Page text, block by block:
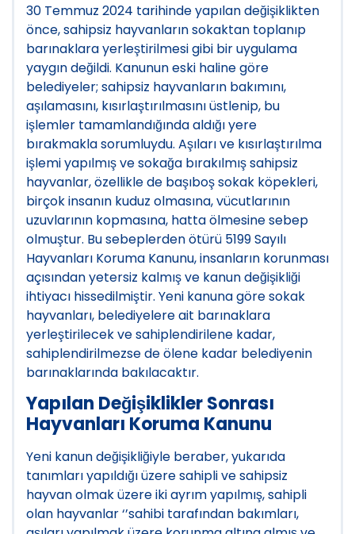
30 Temmuz 2024 tarihinde yapılan değişiklikten
önce, sahipsiz hayvanların sokaktan toplanıp
barınaklara yerleştirilmesi gibi bir uygulama
yaygın değildi. Kanunun eski haline göre
belediyeler; sahipsiz hayvanların bakımını,
aşılamasını, kısırlaştırılmasını üstlenip, bu
işlemler tamamlandığında aldığı yere
bırakmakla sorumluydu. Aşıları ve kısırlaştırılma
işlemi yapılmış ve sokağa bırakılmış sahipsiz
hayvanlar, özellikle de başıboş sokak köpekleri,
birçok insanın kuduz olmasına, vücutlarının
uzuvlarının kopmasına, hatta ölmesine sebep
olmuştur. Bu sebeplerden ötürü 5199 Sayılı
Hayvanları Koruma Kanunu, insanların korunması
açısından yetersiz kalmış ve kanun değişikliği
ihtiyacı hissedilmiştir. Yeni kanuna göre sokak
hayvanları, belediyelere ait barınaklara
yerleştirilecek ve sahiplendirilene kadar,
sahiplendirilmezse de ölene kadar belediyenin
barınaklarında bakılacaktır.
Yapılan Değişiklikler Sonrası
Hayvanları Koruma Kanunu
Yeni kanun değişikliğiyle beraber, yukarıda
tanımları yapıldığı üzere sahipli ve sahipsiz
hayvan olmak üzere iki ayrım yapılmış, sahipli
olan hayvanlar ‘’sahibi tarafından bakımları,